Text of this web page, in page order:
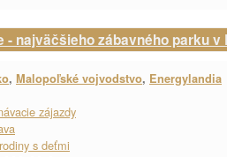
- najväčšieho zábavného parku v
, Malopoľské vojvodstvo, Energylandia
zájazdy
s deťmi